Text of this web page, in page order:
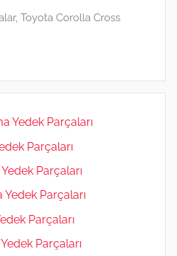
a
k.
m
n
, Toyota Corolla Cross
Yedek Parçaları
Parçaları
Parçaları
Yedek Parçaları
Parçaları
Parçaları